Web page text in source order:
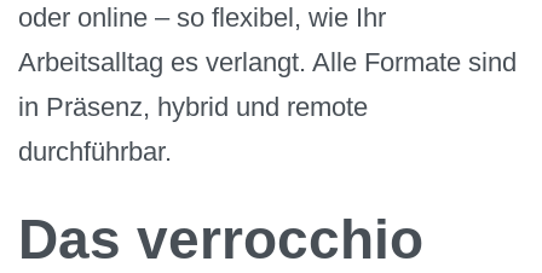
oder online – so flexibel, wie Ihr
Arbeitsalltag es verlangt. Alle Formate sind
in Präsenz, hybrid und remote
durchführbar.
Das verrocchio